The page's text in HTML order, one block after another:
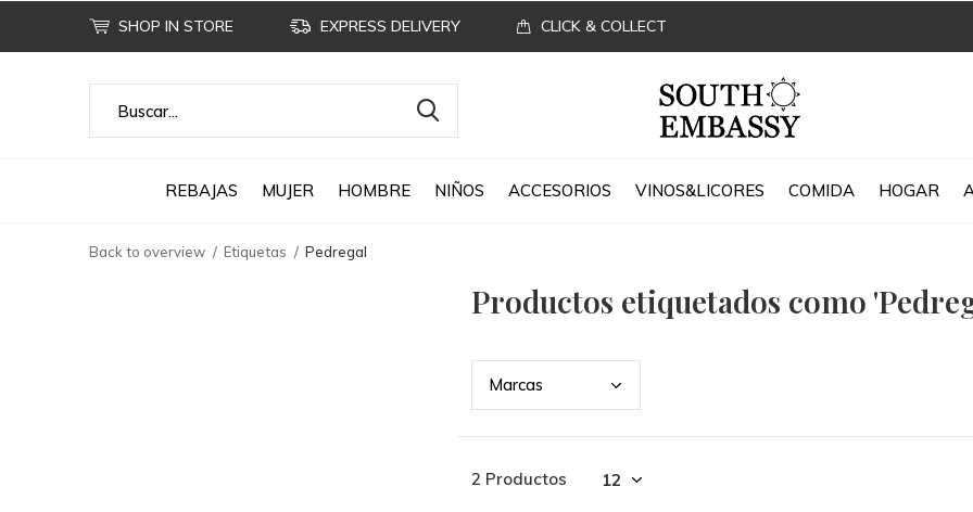
REBAJAS MUJER HOMBRE NIÑOS ACCESORIOS VINOS&LICORES COMIDA HOGAR
SHOP IN STORE EXPRESS DELIVERY CLICK & COLLECT
Back to overview Etiquetas Pedregal
Productos etiquetados como
Marcas
2 Productos